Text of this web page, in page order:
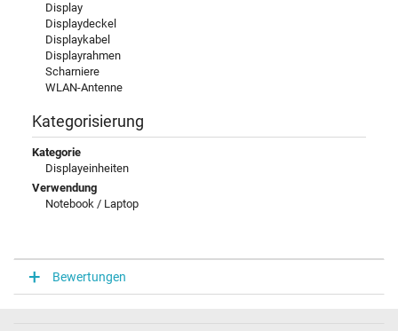
Display
Displaydeckel
Displaykabel
Displayrahmen
Scharniere
WLAN-Antenne
Kategorisierung
Kategorie
Displayeinheiten
Verwendung
Notebook / Laptop
Bewertungen